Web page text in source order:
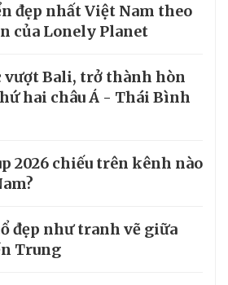
đẹp nhất Việt Nam theo
của Lonely Planet
vượt Bali, trở thành hòn
hai châu Á - Thái Bình
2026 chiếu trên kênh nào
đẹp như tranh vẽ giữa
Trung